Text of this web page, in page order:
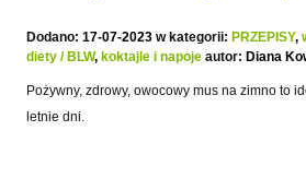
Dodano: 17-07-2023 w kategorii: PRZEPISY,
diety / BLW, koktajle i napoje autor: Diana
Pożywny, zdrowy, owocowy mus na zimno to
letnie dni.